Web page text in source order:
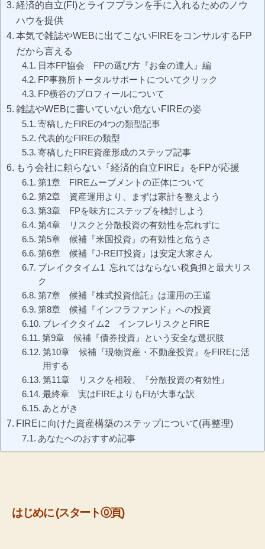
経済的自立(FI)とライフプランを手に入れるためのノウ
ハウを提供
本気で雑誌やWEBに出てこないFIREをコンサルするFP
だから言える
日本FP協会 FPの選び方『お金の達人』編
FP事務所トータルサポートについてクリック
FP横谷のプロフィールについて
雑誌やWEBに書いていない危ないFIREの姿
寄稿したFIREの4つの類型記事
代表的なFIREの類型
寄稿したFIRE資産形成のステップ記事
もう会社に頼らない『経済的自立FIRE』をFPが応援
第1章 FIREムーブメントの正体について
第2章 資産運用より、まずは家計を整えよう
第3章 FPを味方にステップを検討しよう
第4章 リスクと分散投資の有効性を忘れずに
第5章 候補『米国投資』の有効性と危うさ
第6章 候補『J-REIT投資』は安定大家さん
ブレイクタイム1 忘れてはならない税負担と最大リス
ク
第7章 候補『株式投資信託』は運用の王道
第8章 候補『インフラファンド』への投資
ブレイクタイム2 インフレリスクとFIRE
第9章 候補『債券投資』という安全な選択肢
第10章 候補『現物資産・不動産投資』をFIREに活
用する
第11章 リスクを相殺、『分散投資の有効性』
最終章 実はFIREよりもFIが大事な訳
あとがき
FIREに向けた資産構築のステップについて(再整理)
あなたへのおすすめ記事
はじめに (スタート⓪頁)